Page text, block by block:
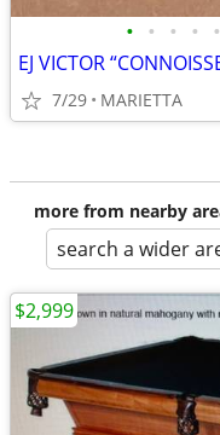
• • • • •
7/29 MARIETTA
more from nearby
search a wider
$2,999